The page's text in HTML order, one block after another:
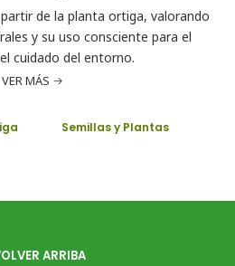
de la planta ortiga, valorando
y su uso consciente para el
cuidado del entorno.
VER MÁS
Semillas y Plantas
ARRIBA